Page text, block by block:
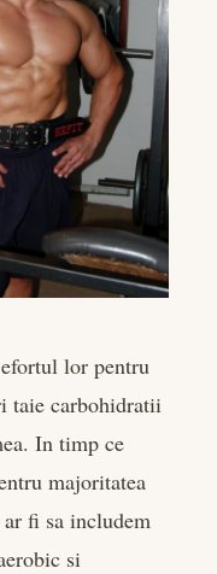
lor pentru
taie carbohidratii
In timp ce
majoritatea
fi sa includem
si